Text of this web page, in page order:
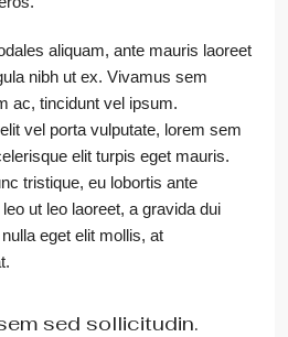
aliquam, ante mauris laoreet
nibh ut ex. Vivamus sem
ac, tincidunt vel ipsum.
vel porta vulputate, lorem sem
elit turpis eget mauris.
tristique, eu lobortis ante
ut leo laoreet, a gravida dui
eget elit mollis, at
sed sollicitudin.